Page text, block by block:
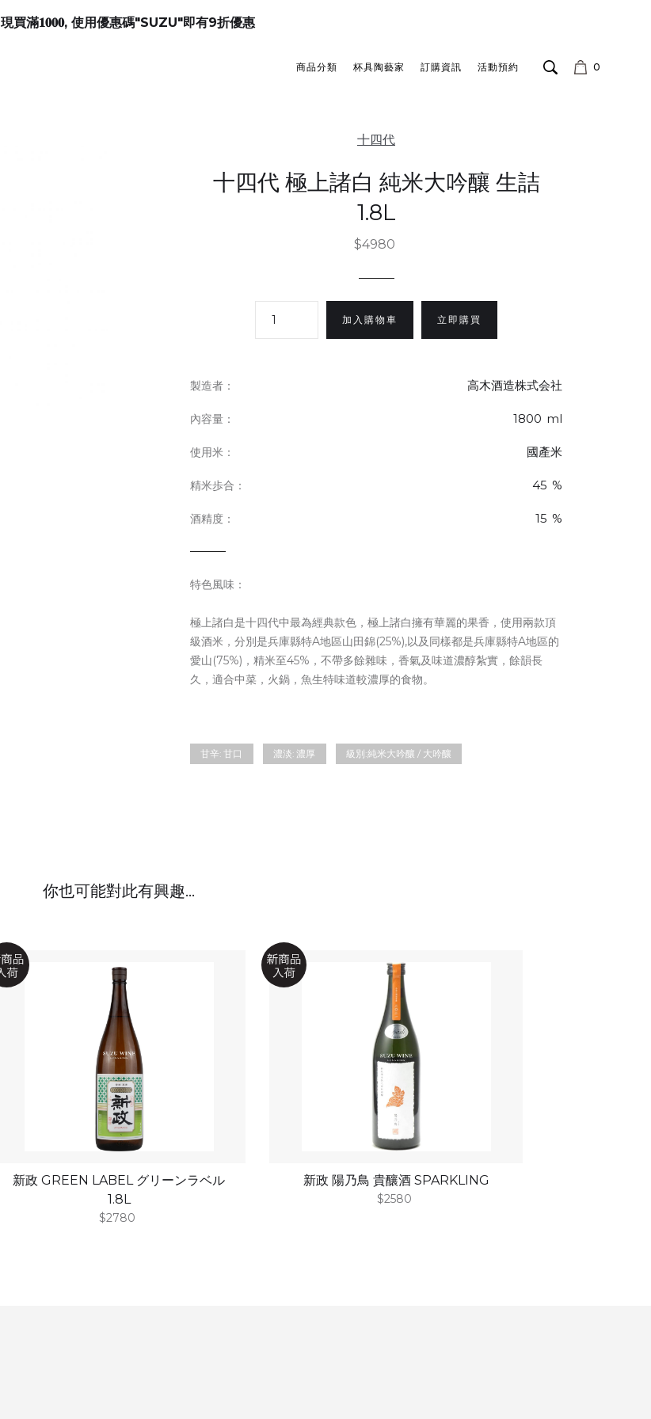
現買滿𝟏𝟎𝟎𝟎, 使用優惠碼"SUZU"即有9折優惠
商品分類 杯具陶藝家 訂購資訊 活動預約 0
十四代
十四代 極上諸白 純米大吟釀 生詰
1.8L
$4980
立即購買
製造者： 高木酒造株式会社
內容量： 1800 ml
使用米： 國產米
精米歩合： 45 %
酒精度： 15 %
特色風味：
極上諸白是十四代中最為經典款色，極上諸白擁有華麗的果香，使用兩款頂
級酒米，分別是兵庫縣特A地區山田錦(25%),以及同樣都是兵庫縣特A地區的
愛山(75%)，精米至45%，不帶多餘雜味，香氣及味道濃醇紮實，餘韻長
久，適合中菜，火鍋，魚生特味道較濃厚的食物。
甘辛: 甘口 濃淡: 濃厚 級別:純米大吟釀 / 大吟釀
你也可能對此有興趣...
新政 GREEN LABEL グリーンラベル
1.8L
$2780
新政 陽乃鳥 貴釀酒 SPARKLING
$2580